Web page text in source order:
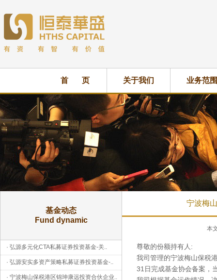
首 页 关于我们 业务范围
基金动态
Fund dynamic
· 弘源多元化CTA私募证券投资基金-关..
· 弘源安实多资产策略私募证券投资基金-..
· 宁波梅山保税港区锦珅康远投资合伙企业..
宁波梅
本
尊敬的份额持有人:
我司管理的宁波梅山保税
31日完成基金协会备案，